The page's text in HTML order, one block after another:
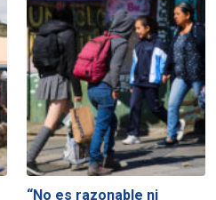
“No es razonable ni